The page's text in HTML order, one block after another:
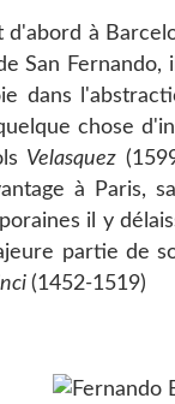
à
San
dans
chose
Velasquez
à Paris,
il y
partie de
(1452-1519)